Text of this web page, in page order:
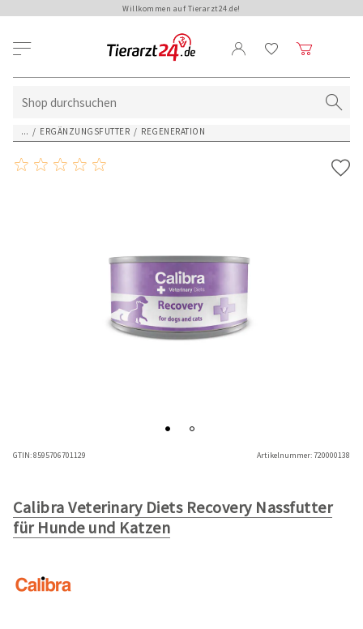
Willkommen auf Tierarzt24.de!
... / ERGÄNZUNGSFUTTER / REGENERATION
GTIN:8595706701129 Artikelnummer:720000138
Calibra Veterinary Diets Recovery Nassfutter
für Hunde und Katzen